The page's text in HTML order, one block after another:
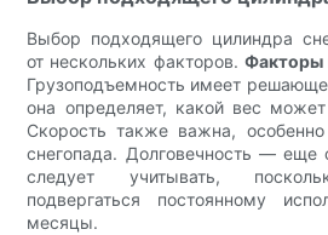
Выбор подходящего цилиндра
от нескольких факторов. Факторы
Грузоподъемность имеет
она определяет, какой вес
Скорость также важна,
снегопада. Долговечность — еще
следует учитывать,
подвергаться постоянному
месяцы.